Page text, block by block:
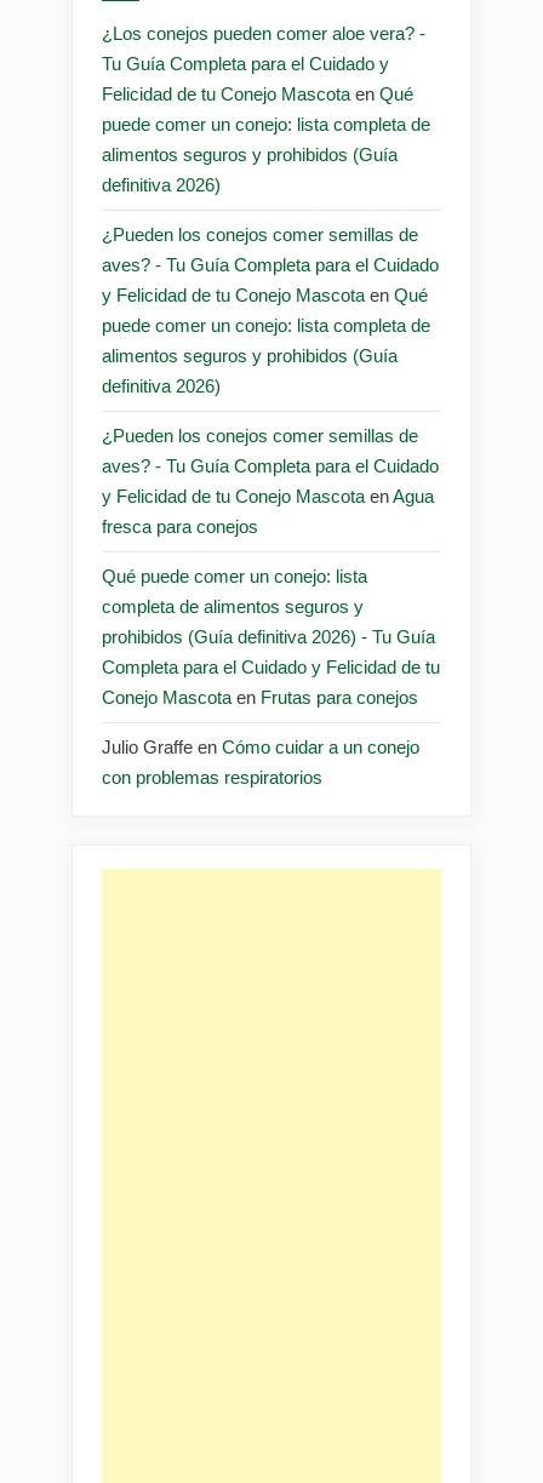
¿Los conejos pueden comer aloe vera? -
Tu Guía Completa para el Cuidado y
Felicidad de tu Conejo Mascota en Qué
puede comer un conejo: lista completa de
alimentos seguros y prohibidos (Guía
definitiva 2026)
¿Pueden los conejos comer semillas de
aves? - Tu Guía Completa para el Cuidado
y Felicidad de tu Conejo Mascota en Qué
puede comer un conejo: lista completa de
alimentos seguros y prohibidos (Guía
definitiva 2026)
¿Pueden los conejos comer semillas de
aves? - Tu Guía Completa para el Cuidado
y Felicidad de tu Conejo Mascota enAgua
fresca para conejos
Qué puede comer un conejo: lista
completa de alimentos seguros y
prohibidos (Guía definitiva 2026) - Tu Guía
Completa para el Cuidado y Felicidad de tu
Conejo Mascota en Frutas para conejos
Julio Graffe en Cómo cuidar a un conejo
con problemas respiratorios